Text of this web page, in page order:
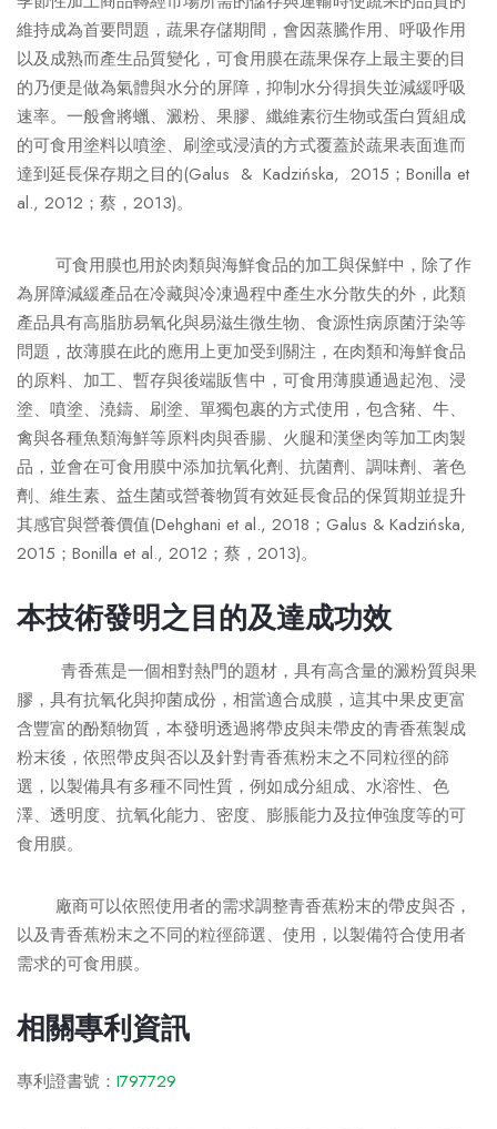
維持成為首要問題，蔬果存儲期間，會因蒸騰作用、呼吸作用
以及成熟而產生品質變化，可食用膜在蔬果保存上最主要的目
的乃便是做為氣體與水分的屏障，抑制水分得損失並減緩呼吸
速率。一般會將蠟、澱粉、果膠、纖維素衍生物或蛋白質組成
的可食用塗料以噴塗、刷塗或浸漬的方式覆蓋於蔬果表面進而
達到延長保存期之目的(Galus & Kadzińska, 2015；Bonilla et
al., 2012；蔡，2013)。
可食用膜也用於肉類與海鮮食品的加工與保鮮中，除了作
為屏障減緩產品在冷藏與冷凍過程中產生水分散失的外，此類
產品具有高脂肪易氧化與易滋生微生物、食源性病原菌汙染等
問題，故薄膜在此的應用上更加受到關注，在肉類和海鮮食品
的原料、加工、暫存與後端販售中，可食用薄膜通過起泡、浸
塗、噴塗、澆鑄、刷塗、單獨包裹的方式使用，包含豬、牛、
禽與各種魚類海鮮等原料肉與香腸、火腿和漢堡肉等加工肉製
品，並會在可食用膜中添加抗氧化劑、抗菌劑、調味劑、著色
劑、維生素、益生菌或營養物質有效延長食品的保質期並提升
其感官與營養價值(Dehghani et al., 2018；Galus & Kadzińska,
2015；Bonilla et al., 2012；蔡，2013)。
本技術發明之目的及達成功效
青香蕉是一個相對熱門的題材，具有高含量的澱粉質與果
膠，具有抗氧化與抑菌成份，相當適合成膜，這其中果皮更富
含豐富的酚類物質，本發明透過將帶皮與未帶皮的青香蕉製成
粉末後，依照帶皮與否以及針對青香蕉粉末之不同粒徑的篩
選，以製備具有多種不同性質，例如成分組成、水溶性、色
澤、透明度、抗氧化能力、密度、膨脹能力及拉伸強度等的可
食用膜。
廠商可以依照使用者的需求調整青香蕉粉末的帶皮與否，
以及青香蕉粉末之不同的粒徑篩選、使用，以製備符合使用者
需求的可食用膜。
相關專利資訊
專利證書號： I797729